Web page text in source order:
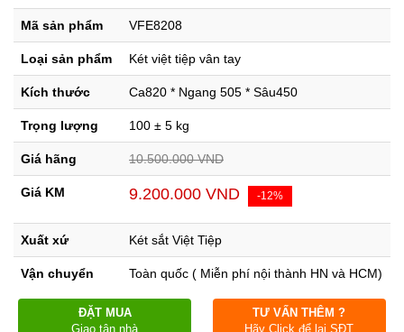
Mã sản phẩm VFE8208
Loại sản phẩm Két việt tiệp vân tay
Kích thước Ca820 * Ngang 505 * Sâu450
Trọng lượng 100 ± 5 kg
Giá hãng 10.500.000 VND
Giá KM 9.200.000 VND -12%
Xuất xứ Két sắt Việt Tiệp
Vận chuyển Toàn quốc ( Miễn phí nội thành HN và HCM)
ĐẶT MUA
Giao tận nhà
TƯ VẤN THÊM ?
Hãy Click để lại SĐT